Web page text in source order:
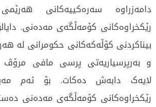
دامەزراوە سەرەکییەکانی
رێکخراوەکانی کۆمەڵگەی مەدەنی.
بیناکردنی کۆڵەکەکانی حکومرانی لە
و بەرپرسیاریەتی پرسی مافی
لایەک دابەش دەکات. بۆ ئەم
رێکخراوەکانی کۆمەڵگەی مەدەنی